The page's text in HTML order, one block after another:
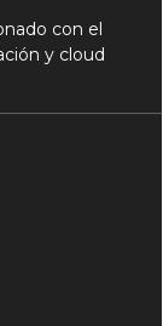
con el
y cloud